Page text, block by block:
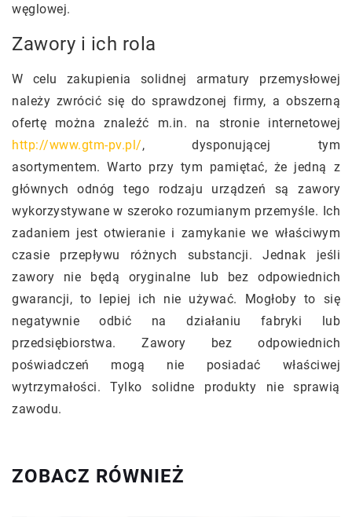
węglowej.
Zawory i ich rola
W celu zakupienia solidnej armatury przemysłowej
należy zwrócić się do sprawdzonej firmy, a obszerną
ofertę można znaleźć m.in. na stronie internetowej
http://www.gtm-pv.pl/, dysponującej tym
asortymentem. Warto przy tym pamiętać, że jedną z
głównych odnóg tego rodzaju urządzeń są zawory
wykorzystywane w szeroko rozumianym przemyśle. Ich
zadaniem jest otwieranie i zamykanie we właściwym
czasie przepływu różnych substancji. Jednak jeśli
zawory nie będą oryginalne lub bez odpowiednich
gwarancji, to lepiej ich nie używać. Mogłoby to się
negatywnie odbić na działaniu fabryki lub
przedsiębiorstwa. Zawory bez odpowiednich
poświadczeń mogą nie posiadać właściwej
wytrzymałości. Tylko solidne produkty nie sprawią
zawodu.
ZOBACZ RÓWNIEŻ